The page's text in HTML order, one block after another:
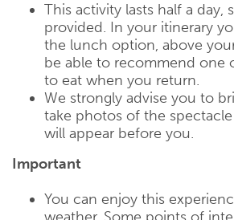
This activity lasts half a day,
provided. In your itinerary
the lunch option, above
be able to recommend one
to eat when you return.
We strongly advise you to
take photos of the
will appear before you.
Important
You can enjoy this